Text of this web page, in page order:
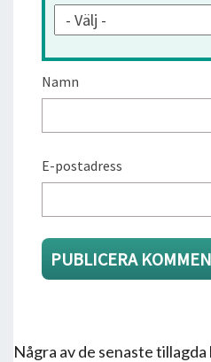
Namn
E-postadress
Några av de senaste